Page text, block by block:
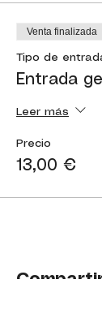
Venta finalizada
Tipo de
Entrada
Leer más
Precio
13,00 €